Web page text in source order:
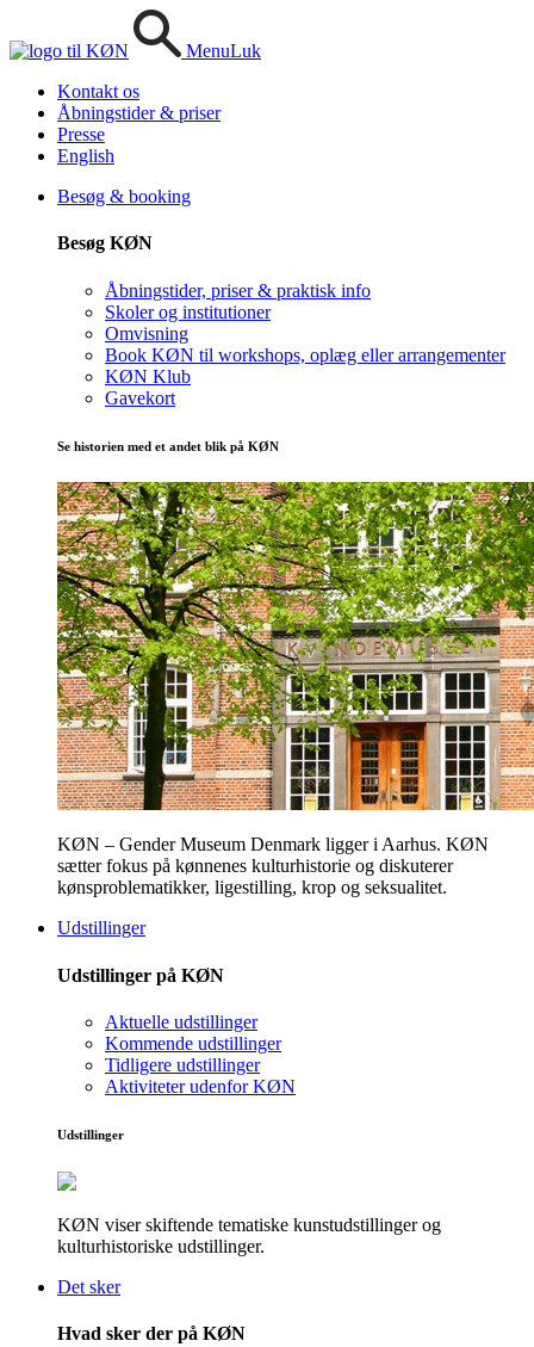
MenuLuk
Kontakt os
Åbningstider & priser
Presse
English
Besøg & booking
Besøg KØN
Åbningstider, priser & praktisk info
Skoler og institutioner
Omvisning
Book KØN til workshops, oplæg eller arrangementer
KØN Klub
Gavekort
Se historien med et andet blik på KØN
KØN – Gender Museum Denmark ligger i Aarhus. KØN
sætter fokus på kønnenes kulturhistorie og diskuterer
kønsproblematikker, ligestilling, krop og seksualitet.
Udstillinger
Udstillinger på KØN
Aktuelle udstillinger
Kommende udstillinger
Tidligere udstillinger
Aktiviteter udenfor KØN
Udstillinger
KØN viser skiftende tematiske kunstudstillinger og
kulturhistoriske udstillinger.
Det sker
Hvad sker der på KØN